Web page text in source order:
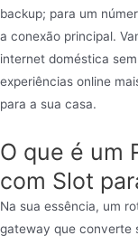
backup; para um
a conexão principal.
internet doméstica
experiências online
para a sua casa.
O que é um
com Slot
Na sua essência, um
gateway que converte